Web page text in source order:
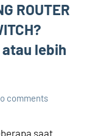
ROUTER
atau lebih
comments
saat